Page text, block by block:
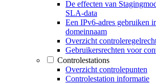
De effecten van
SLA-data
Een IPv6-adres gebruiken
domeinnaam
Overzicht
Gebruikersrechten voor
Controlestations
Overzicht controlepunten
Controlestation informatie